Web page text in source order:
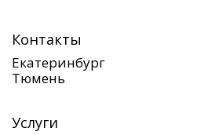
Контакты
Екатеринбург
Тюмень
Услуги